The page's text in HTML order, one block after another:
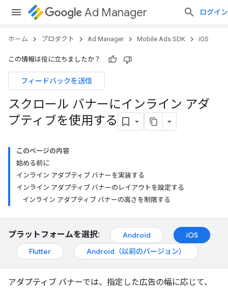
Ad Manager ログイン
ホーム プロダクト Ad Manager Mobile Ads SDK iOS
この情報は役に立ちましたか？
フィードバックを送信
スクロール バナーにインライン アダ
プティブを使用する
このページの内容
始める前に
インライン アダプティブ バナーを実装する
インライン アダプティブ バナーのレイアウトを設定する
インライン アダプティブ バナーの高さを制限する
プラットフォームを選択: Android
iOS
Flutter
Android（以前のバージョン）
アダプティブ バナーでは、指定した広告の幅に応じて、